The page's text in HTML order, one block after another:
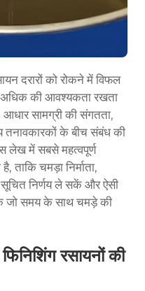
दरारों को रोकने में विफल
अधिक की आवश्यकता रखता
सामग्री की संगतता,
तनावकारकों के बीच संबंध की
लेख में सबसे महत्वपूर्ण
ताकि चमड़ा निर्माता,
निर्णय ले सकें और ऐसी
जो समय के साथ चमड़े की
रसायनों की